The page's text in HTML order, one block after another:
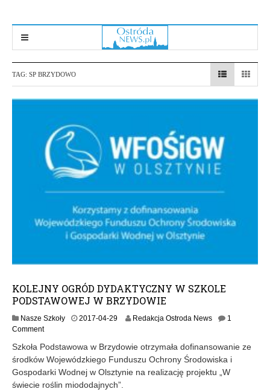
TAG: SP BRZYDOWO
KOLEJNY OGRÓD DYDAKTYCZNY W SZKOLE
PODSTAWOWEJ W BRZYDOWIE
Nasze Szkoły 2017-04-29 Redakcja Ostroda News
1
Comment
Szkoła Podstawowa w Brzydowie otrzymała dofinansowanie ze
środków Wojewódzkiego Funduszu Ochrony Środowiska i
Gospodarki Wodnej w Olsztynie na realizację projektu „W
świecie roślin miododajnych”.